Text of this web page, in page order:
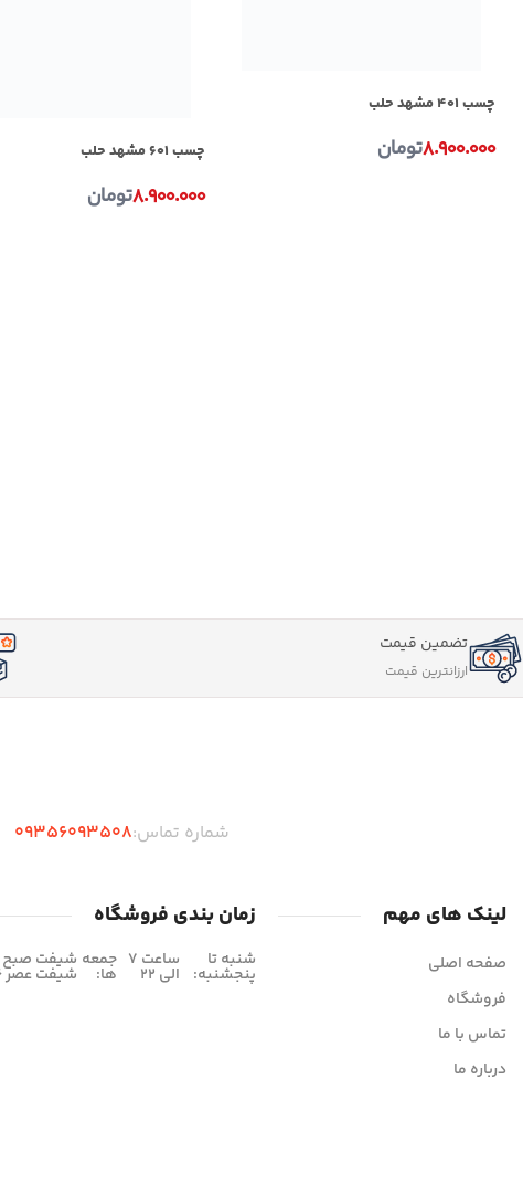
چسب ۴۰۱ مشهد حلب
۸.۹۰۰.۰۰۰تومان چسب ۶۰۱ مشهد حلب
۸.۹۰۰.۰۰۰تومان
تضمین قیمت
ارزانترین قیمت
شماره تماس:09356093508
لینک های مهم
صفحه اصلی
فروشگاه
تماس با ما
درباره ما
زمان بندی فروشگاه
شنبه تا
پنجشنبه:
ساعت 7
الی 22
جمعه
ها: شیفت عصر 16 الی 21